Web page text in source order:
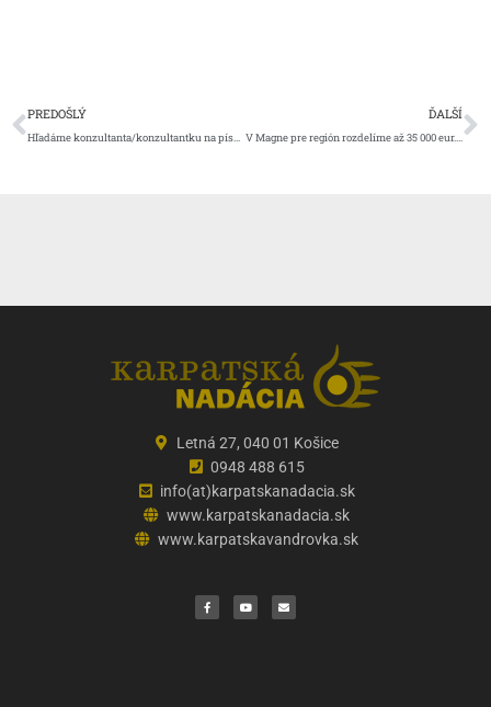
Prev
PREDOŠLÝ
Hľadáme konzultanta/konzultantku na písanie úspešných grantových žiadostí
ĎALŠÍ
V Magne pre región rozdelíme až 35 000 eur. Podporíme inovatívne projekty v košickom kraji, ktoré riešia miestne potreby a inšpirujú iných
Letná 27, 040 01 Košice
0948 488 615
info(at)karpatskanadacia.sk
www.karpatskanadacia.sk
www.karpatskavandrovka.sk
c
e
b
u
t
u
v
e
l